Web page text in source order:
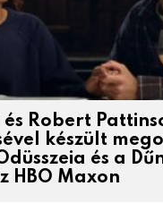
Robert
készült
és a
HBO Maxon